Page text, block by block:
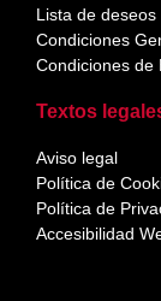
Lista de deseos
Condiciones
Condiciones de
Textos
Aviso legal
Política de
Política de
Accesibilidad